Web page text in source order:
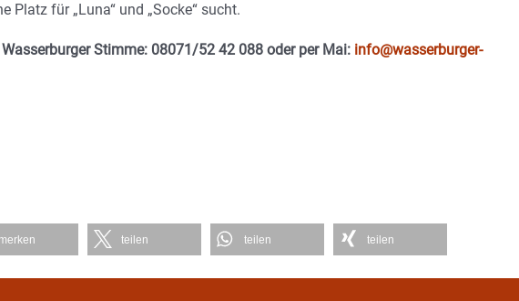
Platz für „Luna“ und „Socke“ sucht.
Stimme: 08071/52 42 088 oder per Mai: info@wasserburger-
merken teilen teilen teilen